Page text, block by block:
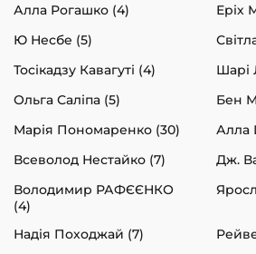
Алла Рогашко (4)
Еріх
Ю Несбе (5)
Тосікадзу Кавагуті (4)
Шарі
Ольга Саліпа (5)
Бен
Марія Пономаренко (30)
Алла
Всеволод Нестайко (7)
Дж.
Володимир РАФЄЄНКО
(4)
Надія Походжай (7)